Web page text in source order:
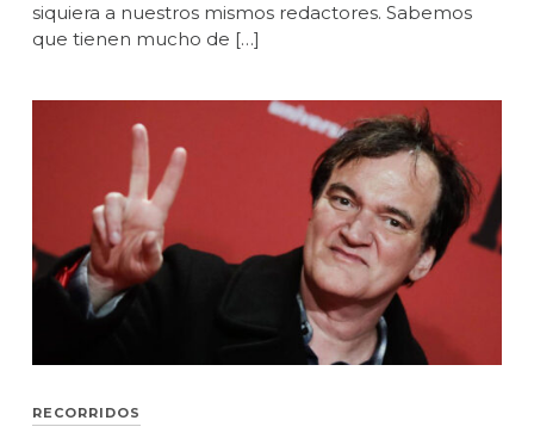
siquiera a nuestros mismos redactores. Sabemos
que tienen mucho de […]
RECORRIDOS